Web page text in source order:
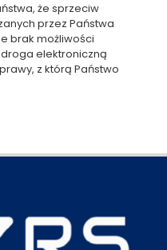
że sprzeciw
przez Państwa
brak możliwości
elektroniczną
z którą Państwo